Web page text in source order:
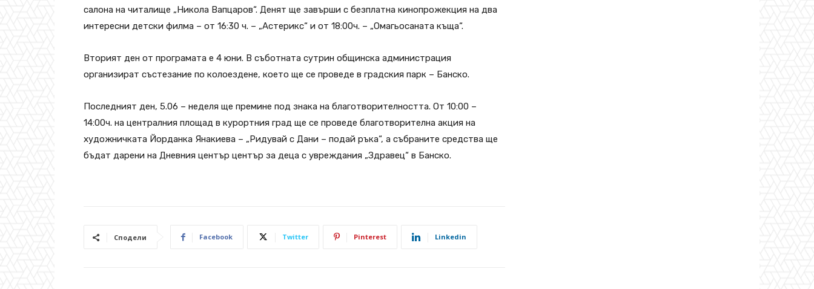
салона на читалище „Никола Вапцаров“. Денят ще завърши с безплатна кинопрожекция на два
интересни детски филма – от 16:30 ч. – „Астерикс“ и от 18:00ч. – „Омагьосаната къща“.
Вторият ден от програмата е 4 юни. В съботната сутрин общинска администрация
организират състезание по колоездене, което ще се проведе в градския парк – Банско.
Последният ден, 5.06 – неделя ще премине под знака на благотворителността. От 10:00 –
14:00ч. на централния площад в курортния град ще се проведе благотворителна акция на
художничката Йорданка Янакиева – „Ридувай с Дани – подай ръка“, а събраните средства ще
бъдат дарени на Дневния център център за деца с увреждания „Здравец“ в Банско.
Сподели Facebook Twitter Pinterest Linkedin